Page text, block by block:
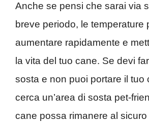
Anche se pensi che sarai via
breve periodo, le temperature
aumentare rapidamente e
la vita del tuo cane. Se devi
sosta e non puoi portare il tuo
cerca un’area di sosta pet-
cane possa rimanere al sicuro